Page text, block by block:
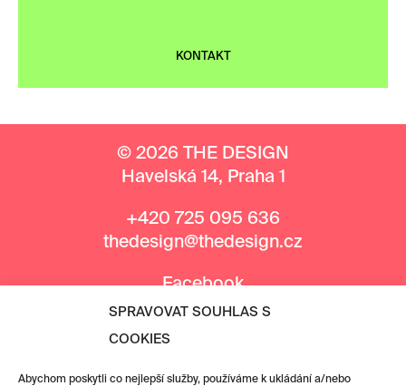
SPRAVOVAT SOUHLAS S
COOKIES
Abychom poskytli co nejlepší služby, používáme k ukládání a/nebo
KONTAKT
© 2026 THE DESIGN
Havelská 14, Praha 1
+420 725 095 636
thedesign@thedesign.cz
Facebook
Instagram